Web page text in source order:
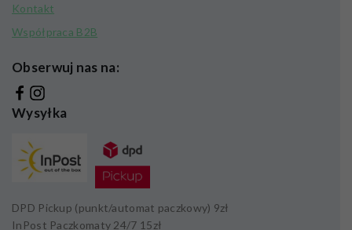
Kontakt
Współpraca B2B
Obserwuj nas na:
Wysyłka
DPD Pickup (punkt/automat paczkowy) 9zł
InPost Paczkomaty 24/7 15zł